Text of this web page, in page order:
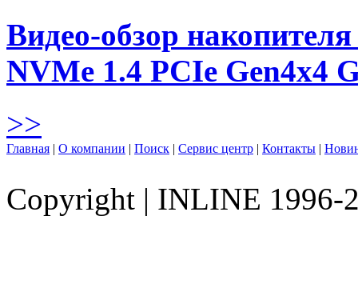
Видео-обзор
NVMe 1.4 PCIe Gen4х4
>>
Главная | О компании | Поиск | Сервис центр | Контакты |
Copyright | INLINE 1996-